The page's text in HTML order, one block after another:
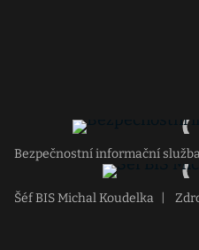
Bezpečnostní informační
Šéf BIS Michal Koudelka